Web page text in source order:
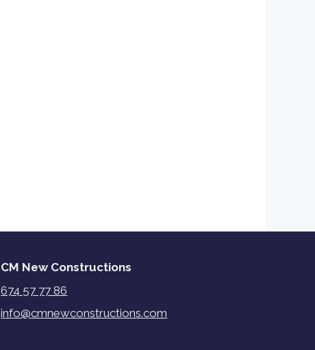
CM New Constructions
674 57 77 86
info@cmnewconstructions.com